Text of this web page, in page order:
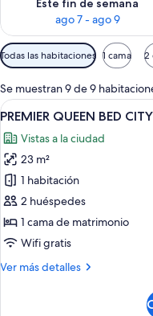
Este fin de semana
ago 7 - ago 9
Filtros
disponibles
para
las
habitaciones
Todas las habitaciones 1 cama 2
Se muestran 9 de 9
Abrir
todas
las
fotos
de
PREMIER
QUEEN
BED
VIEW
8
PREMIER QUEEN BED
Vistas a la ciudad
23 m²
1 habitación
2 huéspedes
1 cama de matrimonio
Wifi gratis
Ver más detalles
Más